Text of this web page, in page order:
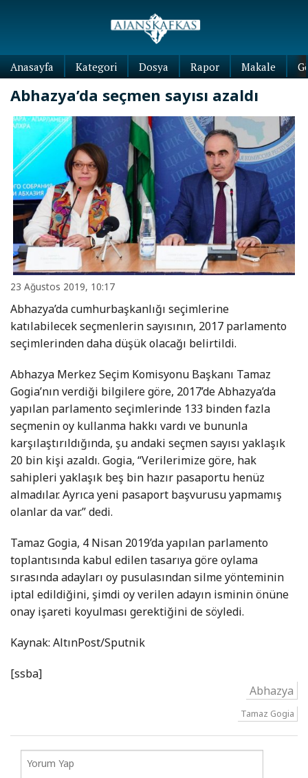
Anasayfa Kategori Dosya Rapor Makale
Abhazya’da seçmen sayısı azaldı
23 Ağustos 2019, 10:17
Abhazya’da cumhurbaşkanlığı seçimlerine
katılabilecek seçmenlerin sayısının, 2017 parlamento
seçimlerinden daha düşük olacağı belirtildi.
Abhazya Merkez Seçim Komisyonu Başkanı Tamaz
Gogia’nın verdiği bilgilere göre, 2017’de Abhazya’da
yapılan parlamento seçimlerinde 133 binden fazla
seçmenin oy kullanma hakkı vardı ve bununla
karşılaştırıldığında, şu andaki seçmen sayısı yaklaşık
20 bin kişi azaldı. Gogia, “Verilerimize göre, hak
sahipleri yaklaşık beş bin hazır pasaportu henüz
almadılar. Ayrıca yeni pasaport başvurusu yapmamış
olanlar da var.” dedi.
Tamaz Gogia, 4 Nisan 2019’da yapılan parlamento
toplantısında kabul edilen tasarıya göre oylama
sırasında adayları oy pusulasından silme yönteminin
iptal edildiğini, şimdi oy verilen adayın isminin önüne
onay işareti koyulması gerektiğini de söyledi.
Kaynak: AltınPost/Sputnik
[ssba]
Abhazya
Tamaz Gogia